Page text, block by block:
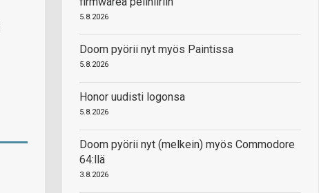
5.8.2026
Doom pyörii nyt myös Paintissa
5.8.2026
Honor uudisti logonsa
5.8.2026
Doom pyörii nyt (melkein) myös Commodore
64:llä
3.8.2026